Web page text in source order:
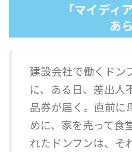
「マイディ
あ
建設会社で働くドン
に、ある日、差出人
品券が届く。直前に
めに、家を売って食
れたドンフンは、そ